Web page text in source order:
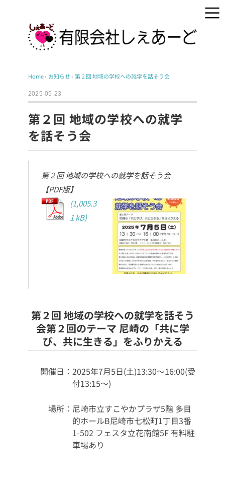
Home› お知らせ › 第２回 地域の学校への就学を話そう会
2025-05-23
第２回 地域の学校への就学
を話そう会
第２回 地域の学校への就学を話そう会
【PDF版】
第２回 地域の学校への就学を話そう
会第２回のテーマ 尼崎の「共に学
び、共に生きる」をふりかえる
開催日： 2025年7月5日(土)13:30～16:00(受
付13:15～)
場所： 尼崎市立すこやかプラザ5階 多目
的ホールB尼崎市七松町1丁目3番
1-502 フェスタ立花南館5F 有料駐
車場あり